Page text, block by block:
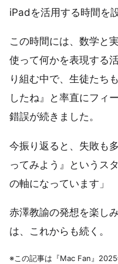
iPadを活用する時間を
この時間には、数学と
使って何かを表現する
り組む中で、生徒たち
したね』と率直にフィ
錯誤が続きました。
今振り返ると、失敗も
ってみよう』というス
の軸になっています」
赤澤教諭の発想を楽し
は、これからも続く。
※この記事は『Mac Fan』2025